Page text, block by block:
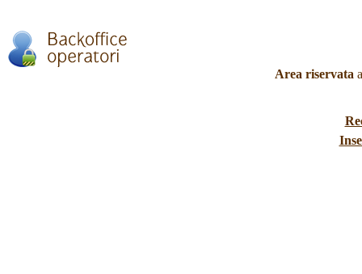
Area riservata